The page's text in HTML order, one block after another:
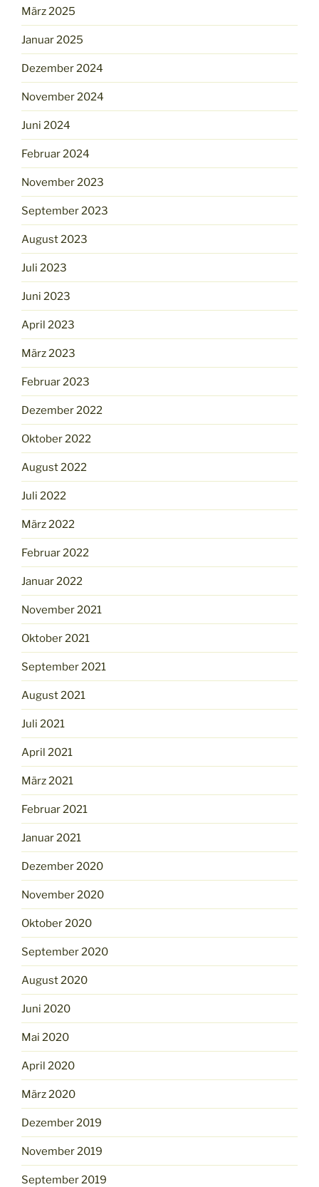
März 2025
Januar 2025
Dezember 2024
November 2024
Juni 2024
Februar 2024
November 2023
September 2023
August 2023
Juli 2023
Juni 2023
April 2023
März 2023
Februar 2023
Dezember 2022
Oktober 2022
August 2022
Juli 2022
März 2022
Februar 2022
Januar 2022
November 2021
Oktober 2021
September 2021
August 2021
Juli 2021
April 2021
März 2021
Februar 2021
Januar 2021
Dezember 2020
November 2020
Oktober 2020
September 2020
August 2020
Juni 2020
Mai 2020
April 2020
März 2020
Dezember 2019
November 2019
September 2019